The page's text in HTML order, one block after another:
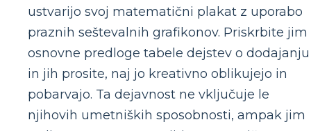
ustvarijo svoj matematični plakat z uporabo
praznih seštevalnih grafikonov. Priskrbite jim
osnovne predloge tabele dejstev o dodajanju
in jih prosite, naj jo kreativno oblikujejo in
pobarvajo. Ta dejavnost ne vključuje le
njihovih umetniških sposobnosti, ampak jim